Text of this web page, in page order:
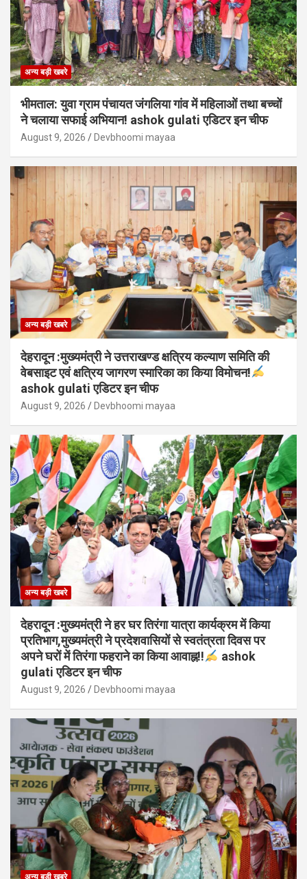
अन्य बड़ी खबरे
भीमताल: युवा ग्राम पंचायत जंगलिया गांव में महिलाओं तथा बच्चों
ने चलाया सफाई अभियान! ashok gulati एडिटर इन चीफ
August 9, 2026 Devbhoomi mayaa
अन्य बड़ी खबरे
देहरादून :मुख्यमंत्री ने उत्तराखण्ड क्षत्रिय कल्याण समिति की
वेबसाइट एवं क्षत्रिय जागरण स्मारिका का किया विमोचन!
ashok gulati एडिटर इन चीफ
August 9, 2026 Devbhoomi mayaa
अन्य बड़ी खबरे
देहरादून :मुख्यमंत्री ने हर घर तिरंगा यात्रा कार्यक्रम में किया
प्रतिभाग,मुख्यमंत्री ने प्रदेशवासियों से स्वतंत्रता दिवस पर
अपने घरों में तिरंगा फहराने का किया आवाह्न!!
ashok
gulati एडिटर इन चीफ
August 9, 2026 Devbhoomi mayaa